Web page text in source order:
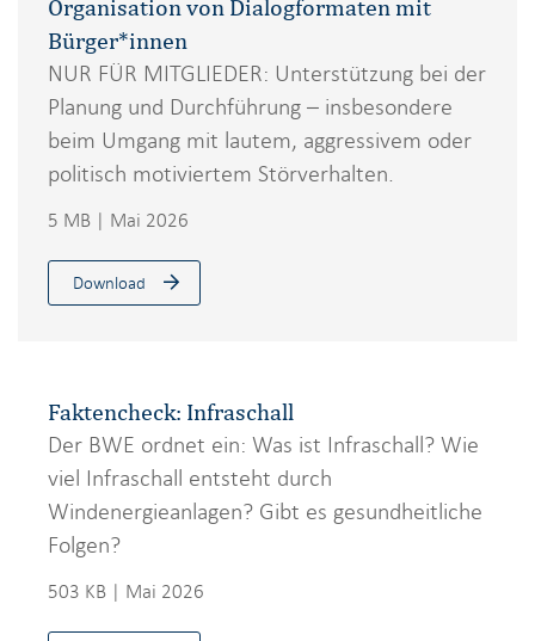
Organisation von Dialogformaten mit
Bürger*innen
NUR FÜR MITGLIEDER: Unterstützung bei der
Planung und Durchführung – insbesondere
beim Umgang mit lautem, aggressivem oder
politisch motiviertem Störverhalten.
5 MB | Mai 2026
Download
Faktencheck: Infraschall
Der BWE ordnet ein: Was ist Infraschall? Wie
viel Infraschall entsteht durch
Windenergieanlagen? Gibt es gesundheitliche
Folgen?
503 KB | Mai 2026